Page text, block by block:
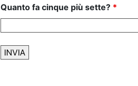
Quanto fa cinque più sette? *